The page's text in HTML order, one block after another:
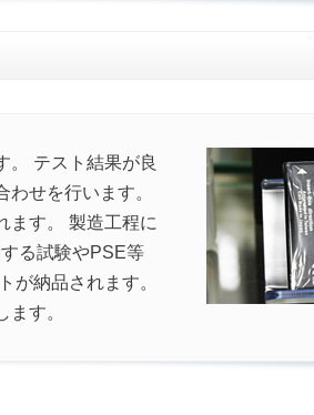
。 テスト結果が良
せを行います。
ます。 製造工程に
る試験やPSE等
が納品されます。
す。